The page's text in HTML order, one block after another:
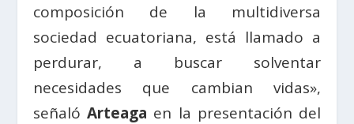
composición de la multidiversa
sociedad ecuatoriana, está llamado a
perdurar, a buscar solventar
necesidades que cambian vidas»,
señalóArteaga en la presentación del